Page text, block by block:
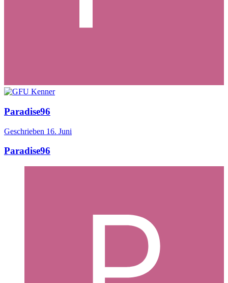
Paradise96
Geschrieben 16. Juni
Paradise96